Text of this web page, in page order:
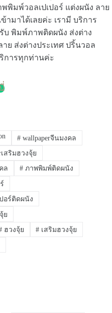
มพ์วอลเปเปอร์ แต่งผนัง ลาย
มาได้เลยค่ะ เรามี บริการ
บ พิมพ์ภาพติดผนัง ส่งต่าง
ย ส่งต่างประเทศ ปริ้นวอล
การทุกท่านค่ะ
# wallpaperจีนมงคล
สริมฮวงจุ้ย
ล # ภาพพิมพ์ติดผนัง
อร์ติดผนัง
ย
ฮวงจุ้ย # เสริมฮวงจุ้ย